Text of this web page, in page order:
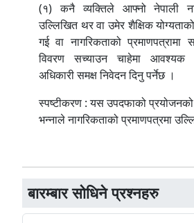
बारम्बार सोधिने प्रश्नहरु
(१) कनै व्यक्तिले आफ्नो नेपाली
उल्लिखित थर वा उमेर शैक्षिक
गई वा नागरिकताको प्रमाणपत्रामा
विवरण सच्याउन चाहेमा आवश्यक
अधिकारी समक्ष निवेदन दिनु पर्नेछ ।
स्पष्टीकरण : यस उपदफाको प्रयोजनको
भन्नाले नागरिकताको प्रमाणपत्रमा